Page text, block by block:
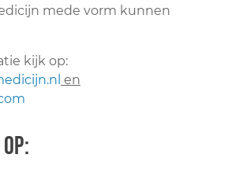
mede vorm kunnen
kijk op:
en